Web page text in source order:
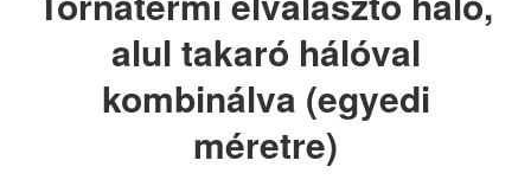
alul takaró hálóval
kombinálva (egyedi
méretre)